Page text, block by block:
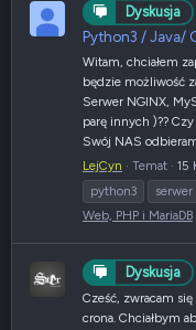
Dyskusja
Python3 / Java/
Witam, chciałem
będzie możliwość
Serwer NGINX,
parę innych )??
Swój NAS
LejCyn
Temat 15
python3
serwer
Web, PHP i MariaDB
Dyskusja
Cześć, zwracam
crona. Chciałbym